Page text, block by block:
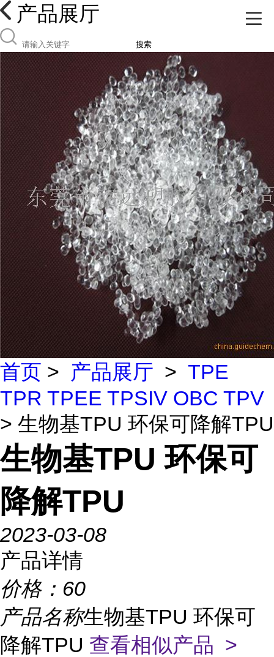
产品展厅
搜索
首页 > 产品展厅 > TPE
TPR TPEE TPSIV OBC TPV
> 生物基TPU 环保可降解TPU
生物基TPU 环保可
降解TPU
2023-03-08
产品详情
价格： 60
产品名称生物基TPU 环保可
降解TPU 查看相似产品 >